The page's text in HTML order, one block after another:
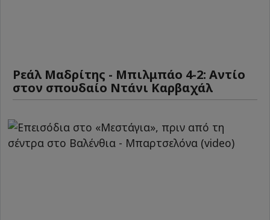
Ρεάλ Μαδρίτης - Μπιλμπάο 4-2: Αντίο
στον σπουδαίο Ντάνι Καρβαχάλ